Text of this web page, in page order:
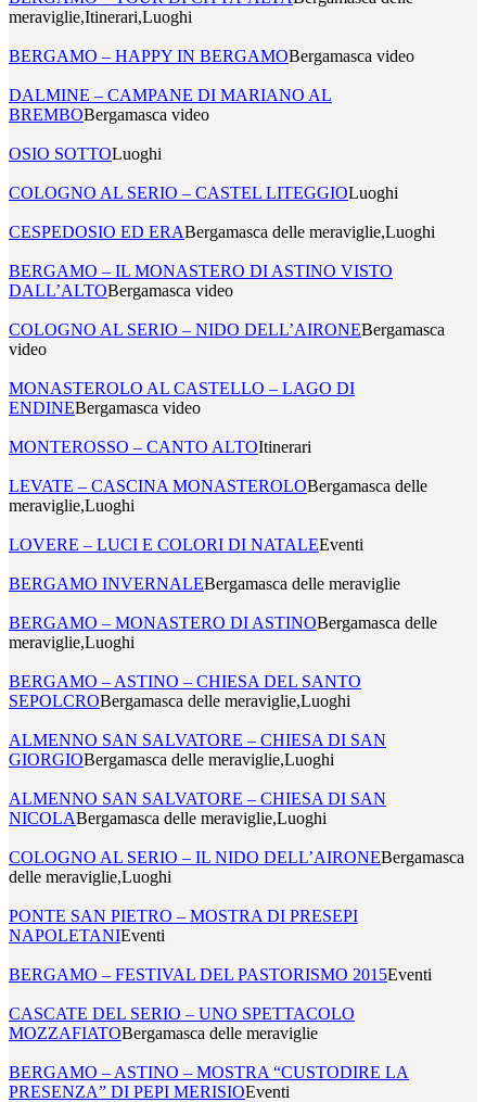
meraviglie,Itinerari,Luoghi
BERGAMO – HAPPY IN BERGAMOBergamasca video
DALMINE – CAMPANE DI MARIANO AL
BREMBOBergamasca video
OSIO SOTTOLuoghi
COLOGNO AL SERIO – CASTEL LITEGGIOLuoghi
CESPEDOSIO ED ERABergamasca delle meraviglie,Luoghi
BERGAMO – IL MONASTERO DI ASTINO VISTO
DALL’ALTOBergamasca video
COLOGNO AL SERIO – NIDO DELL’AIRONEBergamasca
video
MONASTEROLO AL CASTELLO – LAGO DI
ENDINEBergamasca video
MONTEROSSO – CANTO ALTOItinerari
LEVATE – CASCINA MONASTEROLOBergamasca delle
meraviglie,Luoghi
LOVERE – LUCI E COLORI DI NATALEEventi
BERGAMO INVERNALEBergamasca delle meraviglie
BERGAMO – MONASTERO DI ASTINOBergamasca delle
meraviglie,Luoghi
BERGAMO – ASTINO – CHIESA DEL SANTO
SEPOLCROBergamasca delle meraviglie,Luoghi
ALMENNO SAN SALVATORE – CHIESA DI SAN
GIORGIOBergamasca delle meraviglie,Luoghi
ALMENNO SAN SALVATORE – CHIESA DI SAN
NICOLABergamasca delle meraviglie,Luoghi
COLOGNO AL SERIO – IL NIDO DELL’AIRONEBergamasca
delle meraviglie,Luoghi
PONTE SAN PIETRO – MOSTRA DI PRESEPI
NAPOLETANIEventi
BERGAMO – FESTIVAL DEL PASTORISMO 2015Eventi
CASCATE DEL SERIO – UNO SPETTACOLO
MOZZAFIATOBergamasca delle meraviglie
BERGAMO – ASTINO – MOSTRA “CUSTODIRE LA
PRESENZA” DI PEPI MERISIOEventi